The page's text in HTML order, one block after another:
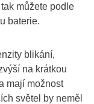
můžete podle
baterie.
blikání,
na krátkou
mají možnost
světel by neměl